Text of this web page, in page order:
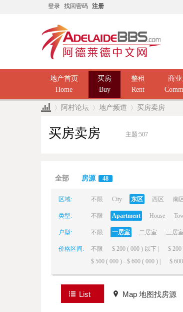
登录 找回密码 注册
地产首页
Home
买房
Buy
整租
Rent
商
阿村论坛 地产频道 买房卖房
买房卖房 主题:507
全部 房源 48
区域: 不限 City 东区 西区 南
类型: 不限 Apartment House
户型: 不限 一居室 二居室 三居室
价格区间: 不限 $ 200 ( 000 ) 以下 | $ 200
$ 500 ( 000 ) - $ 600 ( 000 ) |
$
List Map 地图找房源